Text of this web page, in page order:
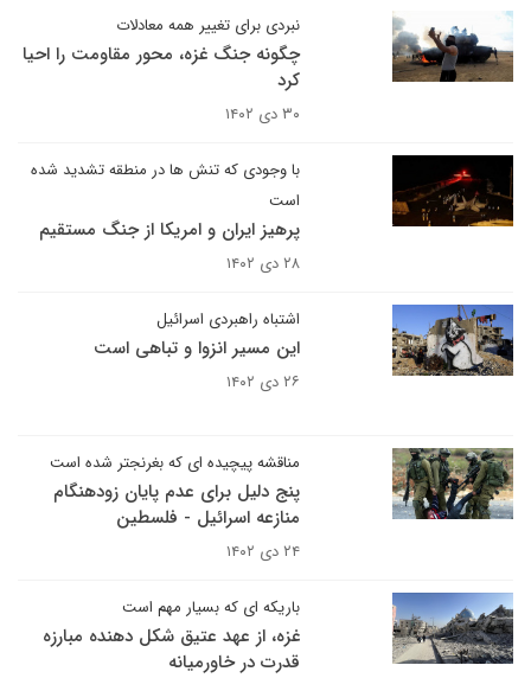
نبردی برای تغییر همه معادلات
چگونه جنگ غزه، محور مقاومت را احیا
کرد
۳۰ دی ۱۴۰۲
با وجودی که تنش ها در منطقه تشدید شده
است
پرهیز ایران و امریکا از جنگ مستقیم
۲۸ دی ۱۴۰۲
اشتباه راهبردی اسرائیل
این مسیر انزوا و تباهی است
۲۶ دی ۱۴۰۲
مناقشه پیچیده ای که بغرنجتر شده است
پنج دلیل برای عدم پایان زودهنگام
منازعه اسرائیل - فلسطین
۲۴ دی ۱۴۰۲
باریکه ای که بسیار مهم است
غزه، از عهد عتیق شکل دهنده مبارزه
قدرت در خاورمیانه